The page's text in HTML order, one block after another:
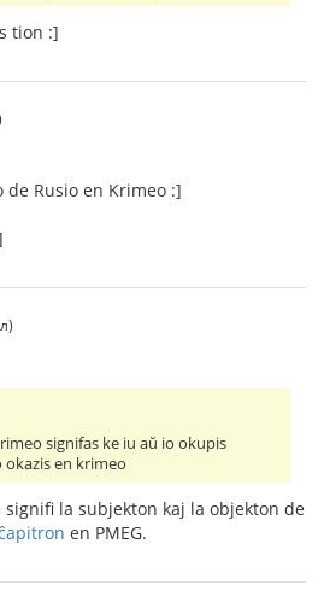
tion :]
Rusio en Krimeo :]
signifas ke iu aŭ io okupis
en krimeo
signifi la subjekton kaj la objekton de
en PMEG.